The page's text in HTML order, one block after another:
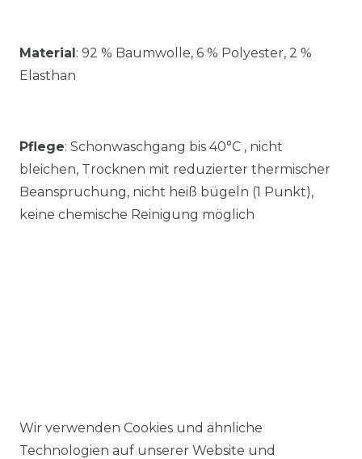
Material: 92 % Baumwolle, 6 % Polyester, 2 %
Elasthan
Pflege: Schonwaschgang bis 40°C , nicht
bleichen, Trocknen mit reduzierter thermischer
Beanspruchung, nicht heiß bügeln (1 Punkt),
keine chemische Reinigung möglich
Wir verwenden Cookies und ähnliche
Technologien auf unserer Website und